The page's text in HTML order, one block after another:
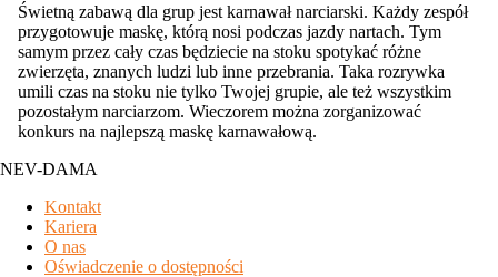
Świetną zabawą dla grup jest karnawał narciarski. Każdy zespół
przygotowuje maskę, którą nosi podczas jazdy nartach. Tym
samym przez cały czas będziecie na stoku spotykać różne
zwierzęta, znanych ludzi lub inne przebrania. Taka rozrywka
umili czas na stoku nie tylko Twojej grupie, ale też wszystkim
pozostałym narciarzom. Wieczorem można zorganizować
konkurs na najlepszą maskę karnawałową.
NEV-DAMA
Kontakt
Kariera
O nas
Oświadczenie o dostępności